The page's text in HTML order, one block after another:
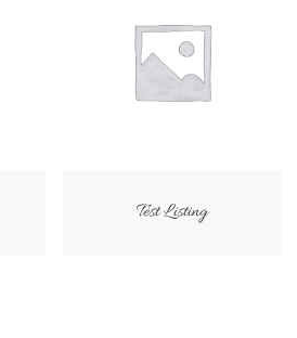
Test Listing